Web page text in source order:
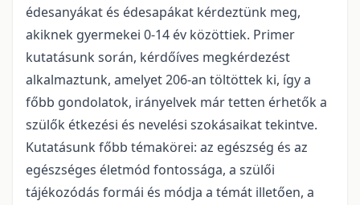
édesanyákat és édesapákat kérdeztünk meg,
akiknek gyermekei 0-14 év közöttiek. Primer
kutatásunk során, kérdőíves megkérdezést
alkalmaztunk, amelyet 206-an töltöttek ki, így a
főbb gondolatok, irányelvek már tetten érhetők a
szülők étkezési és nevelési szokásaikat tekintve.
Kutatásunk főbb témakörei: az egészség és az
egészséges életmód fontossága, a szülői
tájékozódás formái és módja a témát illetően, a